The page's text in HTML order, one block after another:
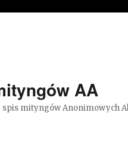
AA
mityngów Anonimowych